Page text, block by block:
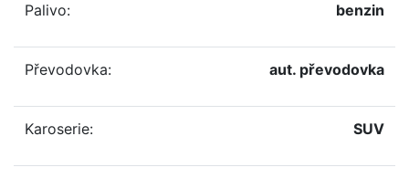
Palivo: benzin
Převodovka: aut. převodovka
Karoserie: SUV